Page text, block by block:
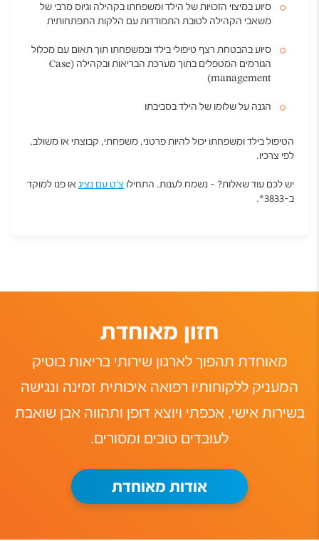
סיוע במיצוי הזכויות של הילד ומשפחתו בקהילה וגיוס מרבי של
משאבי הקהילה לטובת התמודדות עם הלקות התפתחותית
סיוע בהבטחת רצף טיפולי בילד ובמשפחתו תוך תאום עם מכלול
הגורמים המטפלים בתוך מערכת הבריאות ובקהילה (Case
management)
הגנה על שלומו של הילד בסביבתו
הטיפול בילד ומשפחתו יכול להיות פרטני, משפחתי, קבוצתי או משולב,
לפי צרכיו.
יש לכם עוד שאלות? - נשמח לענות. התחילו צ'ט עם נציג או פנו למוקד
ב-3833*.
חזון מאוחדת
מאוחדת תהפוך לארגון שירותי בריאות בוטיק
המעניק ללקוחותיו רפואה איכותית זמינה ונגישה
בשירות אישי, אכפתי ויוצא דופן ותהווה אבן שואבת
לעובדים טובים ומסורים.
אודות מאוחדת